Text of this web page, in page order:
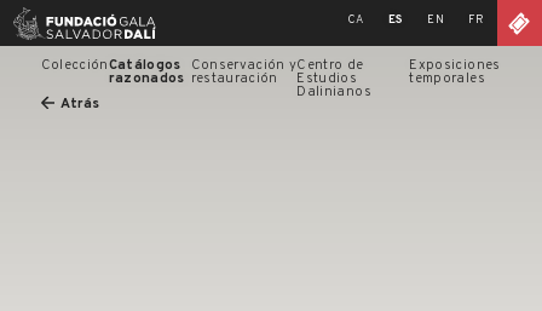
Skip
CA ES EN FR
ColecciónCatálogos
razonados
Conservación y
restauración
Centro de
Estudios
Dalinianos
Exposiciones
temporales
Atrás